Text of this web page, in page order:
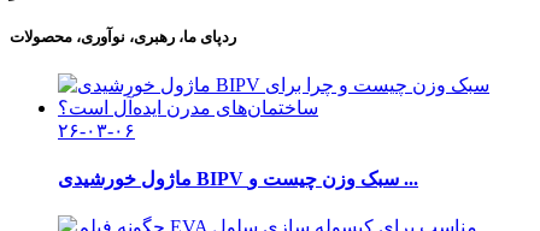
ردپای ما، رهبری، نوآوری، محصولات
۲۶-۰۳-۰۶
ماژول خورشیدی BIPV سبک وزن چیست و ...